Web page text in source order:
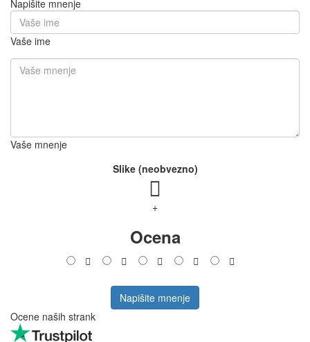
Napišite mnenje
Vaše ime
Vaše mnenje
Slike (neobvezno)
+
Ocena
Napišite mnenje
Ocene naših strank